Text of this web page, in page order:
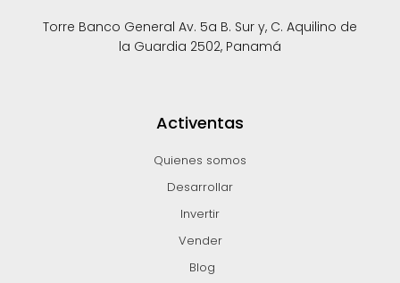
Torre Banco General Av. 5a B. Sur y, C. Aquilino de
la Guardia 2502, Panamá
Activentas
Quienes somos
Desarrollar
Invertir
Vender
Blog